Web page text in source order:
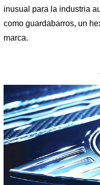
inusual para la industria
como guardabarros, un
marca.